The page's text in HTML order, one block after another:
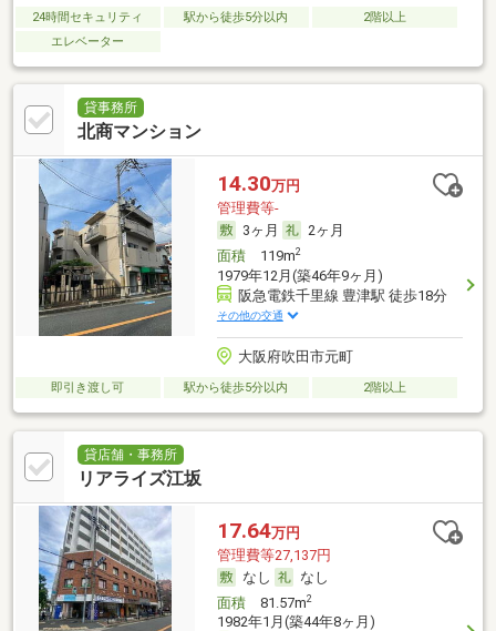
24時間セキュリティ 駅から徒歩5分以内
2階以上
エレベーター
貸事務所
北商マンション
14.30万円
管理費等-
3ヶ月
2ヶ月
面積119m2
1979年12月(築46年9ヶ月)
阪急電鉄千里線 豊津駅 徒歩18分
その他の交通
大阪府吹田市元町
即引き渡し可 駅から徒歩5分以内 2階以上
貸店舗・事務所
リアライズ江坂
17.64万円
管理費等27,137円
なし
なし
面積81.57m2
1982年1月(築44年8ヶ月)